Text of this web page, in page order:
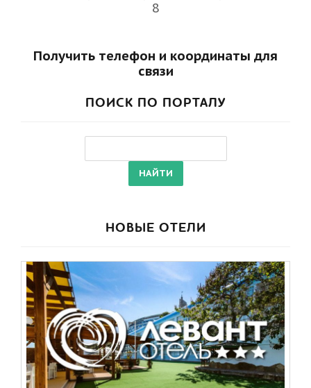
8
Получить телефон и координаты для
связи
ПОИСК ПО ПОРТАЛУ
НОВЫЕ ОТЕЛИ